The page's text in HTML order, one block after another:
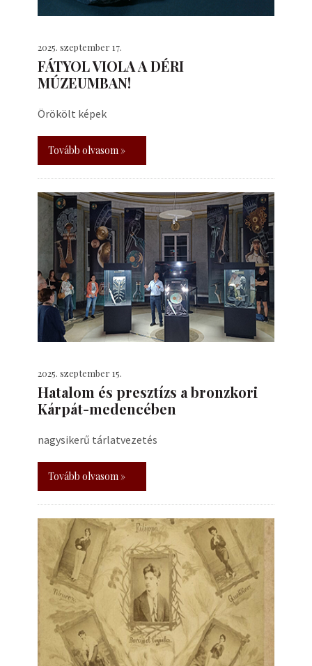
2025. szeptember 17.
FÁTYOL VIOLA A DÉRI
MÚZEUMBAN!
Örökölt képek
Tovább olvasom »
2025. szeptember 15.
Hatalom és presztízs a bronzkori
Kárpát-medencében
nagysikerű tárlatvezetés
Tovább olvasom »